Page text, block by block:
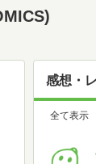
感想・
全て表示